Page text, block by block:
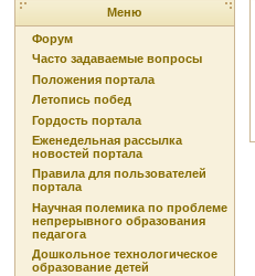
Меню
Форум
Часто задаваемые вопросы
Положения портала
Летопись побед
Гордость портала
Еженедельная рассылка
новостей портала
Правила для пользователей
портала
Научная полемика по проблеме
непрерывного образования
педагога
Дошкольное технологическое
образование детей